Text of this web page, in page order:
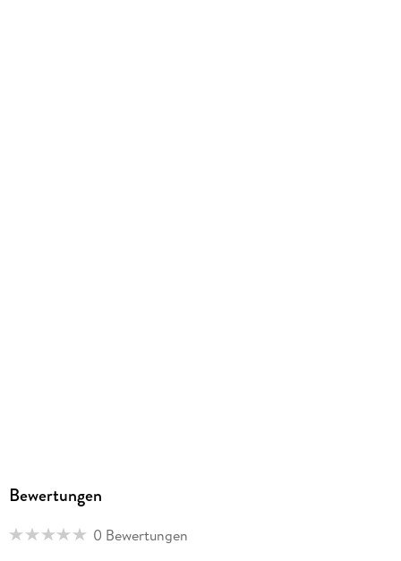
Bewertungen
0 Bewertungen